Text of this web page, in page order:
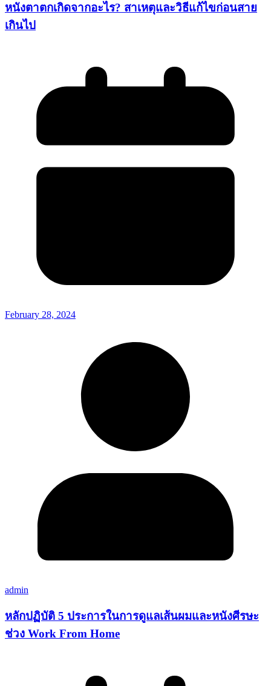
หนังตาตกเกิดจากอะไร? สาเหตุและวิธีแก้ไขก่อนสาย
เกินไป
February 28, 2024
admin
หลักปฏิบัติ 5 ประการในการดูแลเส้นผมและหนังศีรษะ
ช่วง Work From Home